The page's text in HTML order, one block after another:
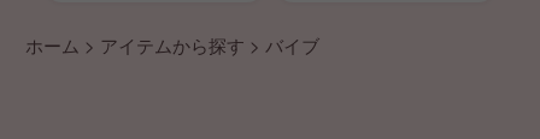
ホーム > アイテムから探す > バイブ